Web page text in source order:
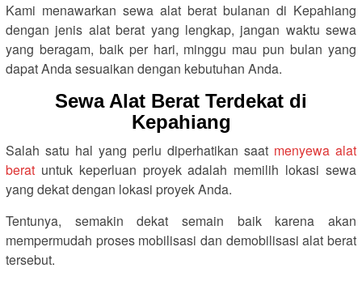
Kami menawarkan sewa alat berat bulanan di Kepahiang
dengan jenis alat berat yang lengkap, jangan waktu sewa
yang beragam, baik per hari, minggu mau pun bulan yang
dapat Anda sesuaikan dengan kebutuhan Anda.
Sewa Alat Berat Terdekat di
Kepahiang
Salah satu hal yang perlu diperhatikan saat menyewa alat
berat untuk keperluan proyek adalah memilih lokasi sewa
yang dekat dengan lokasi proyek Anda.
Tentunya, semakin dekat semain baik karena akan
mempermudah proses mobilisasi dan demobilisasi alat berat
tersebut.